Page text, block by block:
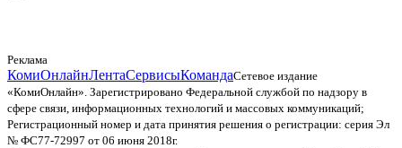
Реклама
КомиОнлайнЛентаСервисыКомандаСетевое издание
«КомиОнлайн». Зарегистрировано Федеральной службой по надзору в
сфере связи, информационных технологий и массовых коммуникаций;
Регистрационный номер и дата принятия решения о регистрации: серия Эл
№ ФС77-72997 от 06 июня 2018г.